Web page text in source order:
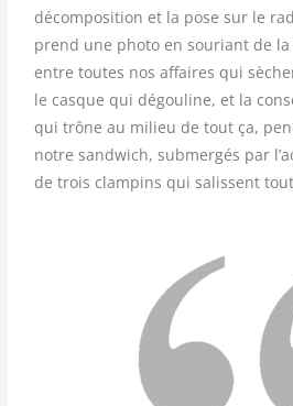
décomposition et la pose sur le
prend une photo en souriant de
entre toutes nos affaires qui
le casque qui dégouline, et la
qui trône au milieu de tout ça,
notre sandwich, submergés par
de trois clampins qui salissent